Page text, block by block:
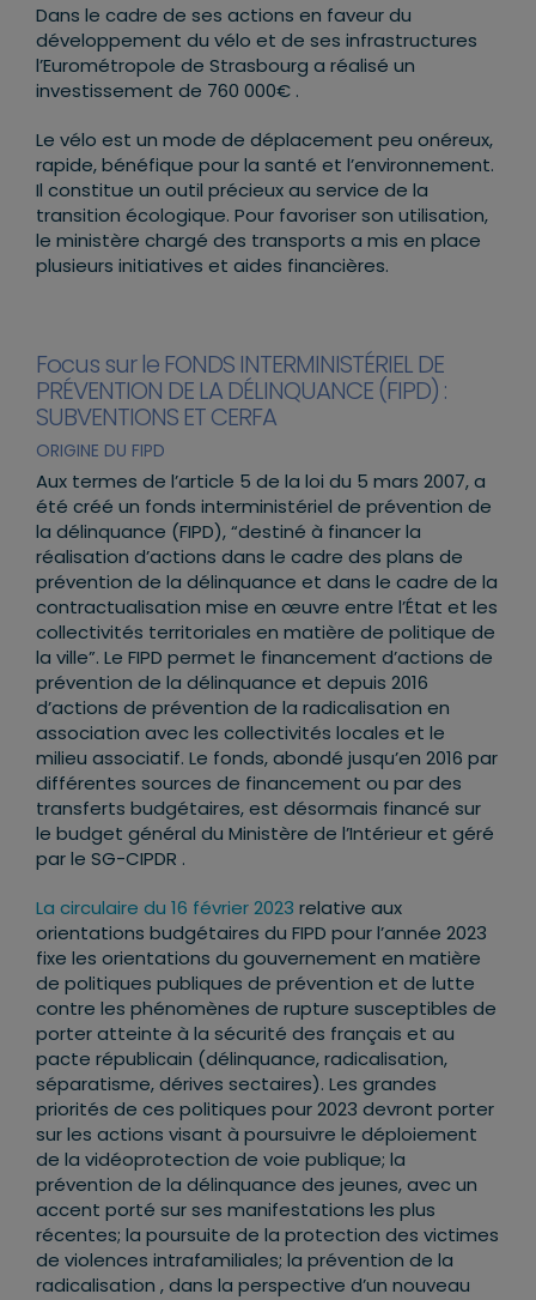
Dans le cadre de ses actions en faveur du
développement du vélo et de ses infrastructures
l’Eurométropole de Strasbourg a réalisé un
investissement de 760 000€ .
Le vélo est un mode de déplacement peu onéreux,
rapide, bénéfique pour la santé et l’environnement.
Il constitue un outil précieux au service de la
transition écologique. Pour favoriser son utilisation,
le ministère chargé des transports a mis en place
plusieurs initiatives et aides financières.
Focus sur le FONDS INTERMINISTÉRIEL DE
PRÉVENTION DE LA DÉLINQUANCE (FIPD) :
SUBVENTIONS ET CERFA
ORIGINE DU FIPD
Aux termes de l’article 5 de la loi du 5 mars 2007, a
été créé un fonds interministériel de prévention de
la délinquance (FIPD), “destiné à financer la
réalisation d’actions dans le cadre des plans de
prévention de la délinquance et dans le cadre de la
contractualisation mise en œuvre entre l’État et les
collectivités territoriales en matière de politique de
la ville”. Le FIPD permet le financement d’actions de
prévention de la délinquance et depuis 2016
d’actions de prévention de la radicalisation en
association avec les collectivités locales et le
milieu associatif. Le fonds, abondé jusqu’en 2016 par
différentes sources de financement ou par des
transferts budgétaires, est désormais financé sur
le budget général du Ministère de l’Intérieur et géré
par le SG-CIPDR .
La circulaire du 16 février 2023 relative aux
orientations budgétaires du FIPD pour l’année 2023
fixe les orientations du gouvernement en matière
de politiques publiques de prévention et de lutte
contre les phénomènes de rupture susceptibles de
porter atteinte à la sécurité des français et au
pacte républicain (délinquance, radicalisation,
séparatisme, dérives sectaires). Les grandes
priorités de ces politiques pour 2023 devront porter
sur les actions visant à poursuivre le déploiement
de la vidéoprotection de voie publique; la
prévention de la délinquance des jeunes, avec un
accent porté sur ses manifestations les plus
récentes; la poursuite de la protection des victimes
de violences intrafamiliales; la prévention de la
radicalisation , dans la perspective d’un nouveau